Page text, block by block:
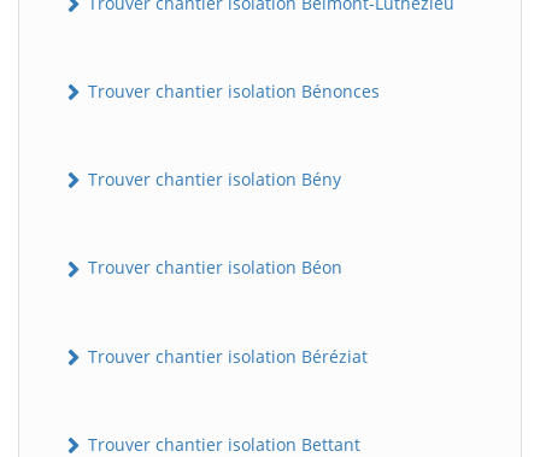
Trouver chantier isolation Bénonces
Trouver chantier isolation Bény
Trouver chantier isolation Béon
Trouver chantier isolation Béréziat
Trouver chantier isolation Bettant